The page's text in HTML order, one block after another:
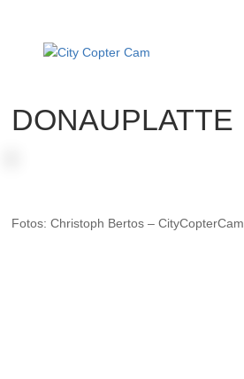
DONAUPLATTE
Fotos: Christoph Bertos – CityCopterCam